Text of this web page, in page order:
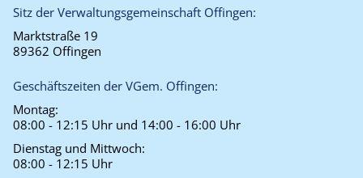
Sitz der Verwaltungsgemeinschaft Offingen:
Marktstraße 19
89362 Offingen
Geschäftszeiten der VGem. Offingen:
Montag:
08:00 - 12:15 Uhr und 14:00 - 16:00 Uhr
Dienstag und Mittwoch:
08:00 - 12:15 Uhr